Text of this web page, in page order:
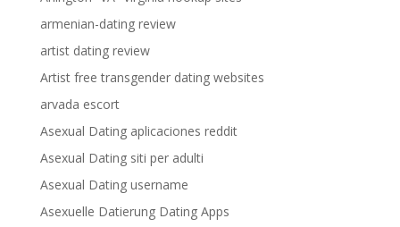
armenian-dating review
artist dating review
Artist free transgender dating websites
arvada escort
Asexual Dating aplicaciones reddit
Asexual Dating siti per adulti
Asexual Dating username
Asexuelle Datierung Dating Apps